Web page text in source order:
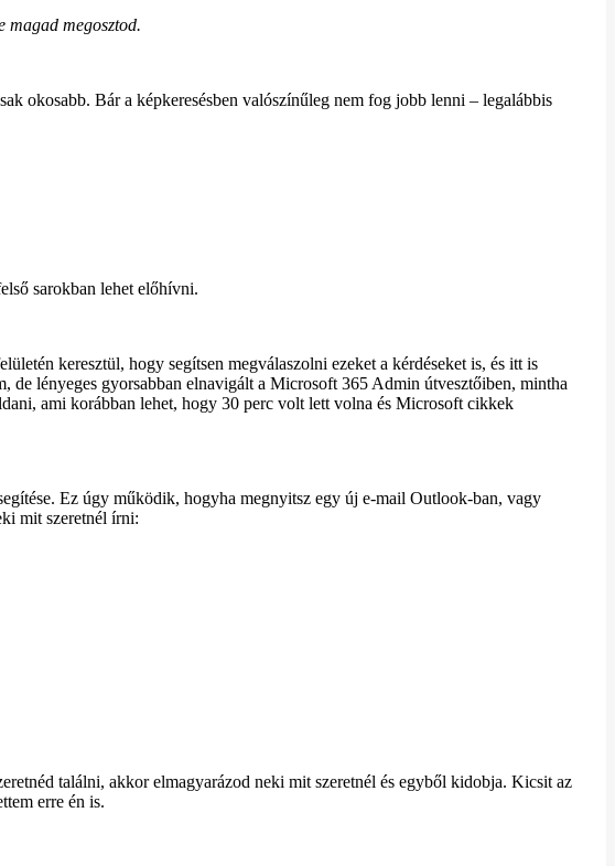
magad megosztod.
okosabb. Bár a képkeresésben valószínűleg nem fog jobb lenni – legalábbis
sarokban lehet előhívni.
keresztül, hogy segítsen megválaszolni ezeket a kérdéseket is, és itt is
de lényeges gyorsabban elnavigált a Microsoft 365 Admin útvesztőiben, mintha
ami korábban lehet, hogy 30 perc volt lett volna és Microsoft cikkek
Ez úgy működik, hogyha megnyitsz egy új e-mail Outlook-ban, vagy
mit szeretnél írni:
találni, akkor elmagyarázod neki mit szeretnél és egyből kidobja. Kicsit az
erre én is.